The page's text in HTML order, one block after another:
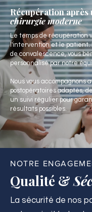
Récupération après
chirurgie moderne
Le temps de récupération
l'intervention et le patient.
de convalescence, vous
personnalisé par notre
Nous vous accompagnons
postopératoires adaptés,
un suivi régulier pour
résultats possibles.
NOTRE
Qualité &
La sécurité de nos